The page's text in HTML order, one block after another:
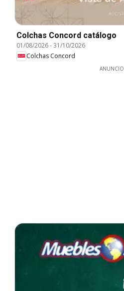
Colchas Concord catálogo
01/08/2026-31/10/2026
Colchas Concord
ANUNCIO